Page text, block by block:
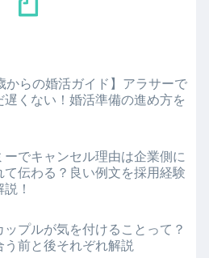
からの婚活ガイド】アラサーで
遅くない！婚活準備の進め方を
ーでキャンセル理由は企業側に
て伝わる？良い例文を採用経験
！
ップルが気を付けることって？
う前と後それぞれ解説